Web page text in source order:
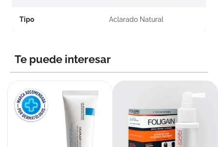
Tipo Aclarado Natural
Te puede interesar